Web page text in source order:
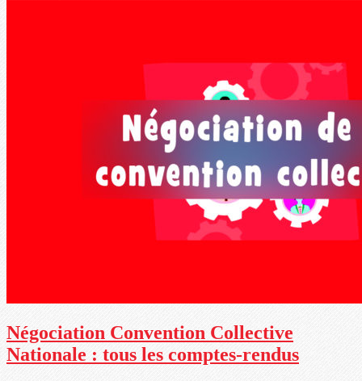
Négociation Convention Collective
Nationale : tous les comptes-rendus